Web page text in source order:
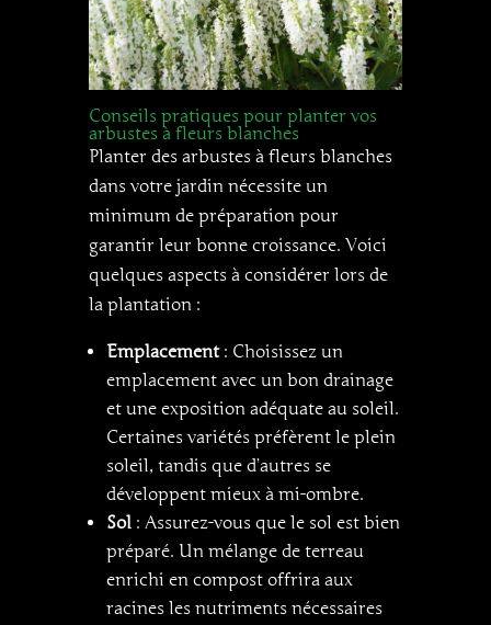
Conseils pratiques pour planter vos
arbustes à fleurs blanches
Planter des arbustes à fleurs blanches
dans votre jardin nécessite un
minimum de préparation pour
garantir leur bonne croissance. Voici
quelques aspects à considérer lors de
la plantation :
Emplacement : Choisissez un
emplacement avec un bon drainage
et une exposition adéquate au soleil.
Certaines variétés préfèrent le plein
soleil, tandis que d’autres se
développent mieux à mi-ombre.
Sol : Assurez-vous que le sol est bien
préparé. Un mélange de terreau
enrichi en compost offrira aux
racines les nutriments nécessaires